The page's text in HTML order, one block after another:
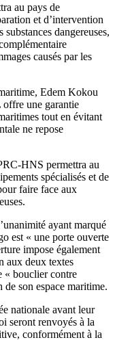
au pays de
et d’intervention
dangereuses,
causés par les
Edem Kokou
offre une garantie
tout en évitant
ne repose
HNS permettra au
spécialisés et de
faire face aux
ayant marqué
est « une porte ouverte
impose également
aux deux textes
« bouclier contre
son espace maritime.
nationale avant leur
seront renvoyés à la
conformément à la